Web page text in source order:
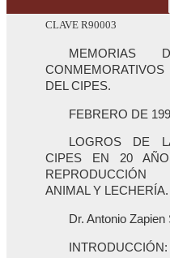
CLAVE R90003
MEMORIAS
DEL CIPES.
FEBRERO DE
LOGROS DE
CIPES EN 20
ANIMAL Y LECHERÍA.
Dr. Antonio Zapien
INTRODUCCIÓN: